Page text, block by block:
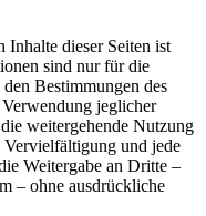
Inhalte dieser Seiten ist
sind nur für die
Bestimmungen des
Verwendung jeglicher
weitergehende Nutzung
und jede
Weitergabe an Dritte –
– ohne ausdrückliche